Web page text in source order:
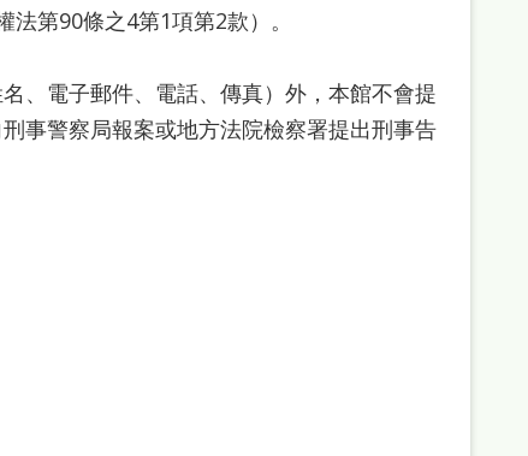
第90條之4第1項第2款）。
、電子郵件、電話、傳真）外，本館不會提
事警察局報案或地方法院檢察署提出刑事告